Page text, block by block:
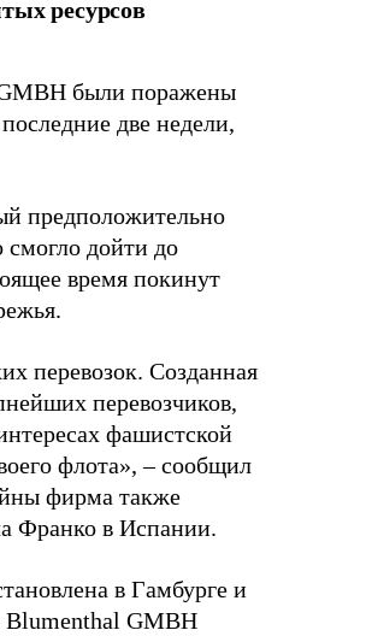
ресурсов
были поражены
две недели,
предположительно
смогло дойти до
время покинут
перевозок. Созданная
перевозчиков,
фашистской
флота», – сообщил
фирма также
Франко в Испании.
в Гамбурге и
Blumenthal GMBH